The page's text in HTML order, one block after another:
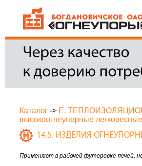
Каталог -> Е.
высокоогнеупорные
14.5. ИЗДЕЛИЯ
Применяют в рабочей футеровке печей,